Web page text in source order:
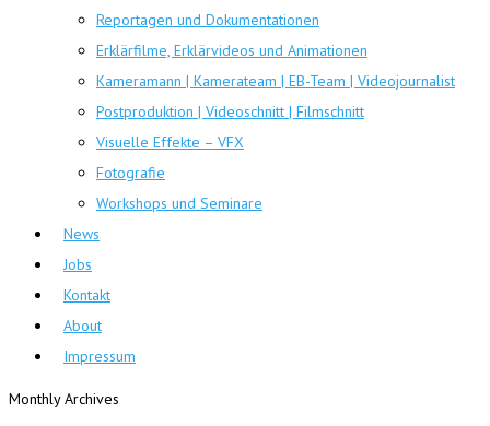
Reportagen und Dokumentationen
Erklärfilme, Erklärvideos und Animationen
Kameramann | Kamerateam | EB-Team | Videojournalist
Postproduktion | Videoschnitt | Filmschnitt
Visuelle Effekte – VFX
Fotografie
Workshops und Seminare
News
Jobs
Kontakt
About
Impressum
Monthly Archives